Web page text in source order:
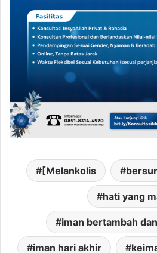
[Melankolis
hati yang
iman bertambah
iman hari akhir